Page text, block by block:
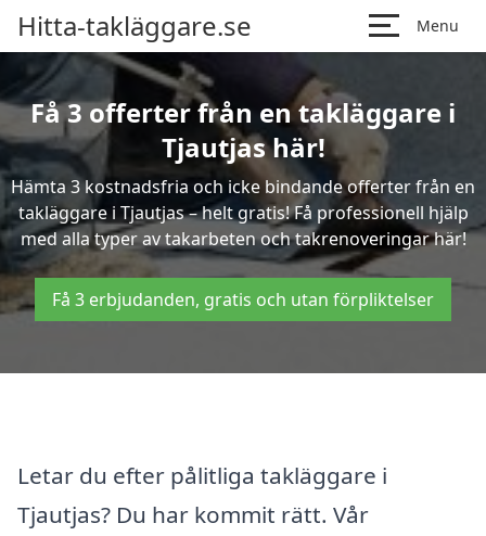
Hitta-takläggare.se Menu
Få 3 offerter från en takläggare i
Tjautjas här!
Hämta 3 kostnadsfria och icke bindande offerter från en
takläggare i Tjautjas – helt gratis! Få professionell hjälp
med alla typer av takarbeten och takrenoveringar här!
Få 3 erbjudanden, gratis och utan förpliktelser
Letar du efter pålitliga takläggare i
Tjautjas? Du har kommit rätt. Vår